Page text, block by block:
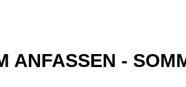
ANFASSEN -